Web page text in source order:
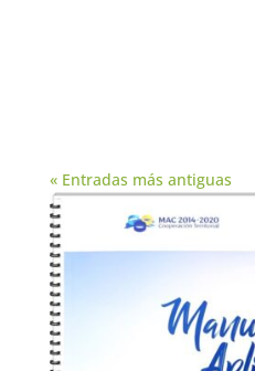
« Entradas más antiguas